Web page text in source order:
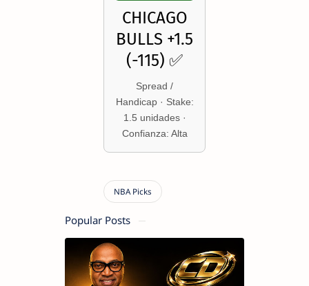
CHICAGO
BULLS +1.5
(-115) ✅
Spread /
Handicap · Stake:
1.5 unidades ·
Confianza: Alta
Popular Posts